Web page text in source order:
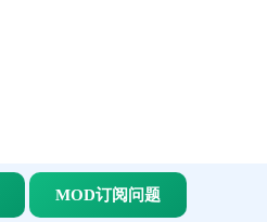
MOD订阅问题